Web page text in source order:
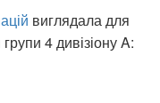
виглядала для
4 дивізіону A: